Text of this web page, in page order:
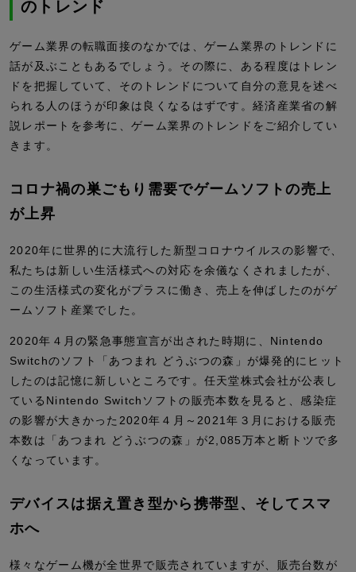
のトレンド
ゲーム業界の転職面接のなかでは、ゲーム業界のトレンドに
話が及ぶこともあるでしょう。その際に、ある程度はトレン
ドを把握していて、そのトレンドについて自分の意見を述べ
られる人のほうが印象は良くなるはずです。経済産業省の解
説レポートを参考に、ゲーム業界のトレンドをご紹介してい
きます。
コロナ禍の巣ごもり需要でゲームソフトの売上
が上昇
2020年に世界的に大流行した新型コロナウイルスの影響で、
私たちは新しい生活様式への対応を余儀なくされましたが、
この生活様式の変化がプラスに働き、売上を伸ばしたのがゲ
ームソフト産業でした。
2020年４月の緊急事態宣言が出された時期に、Nintendo
Switchのソフト「あつまれ どうぶつの森」が爆発的にヒット
したのは記憶に新しいところです。任天堂株式会社が公表し
ているNintendo Switchソフトの販売本数を見ると、感染症
の影響が大きかった2020年４月～2021年３月における販売
本数は「あつまれ どうぶつの森」が2,085万本と断トツで多
くなっています。
デバイスは据え置き型から携帯型、そしてスマ
ホへ
様々なゲーム機が全世界で販売されていますが、販売台数が